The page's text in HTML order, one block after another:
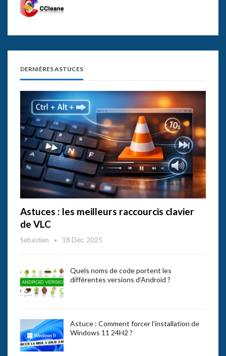
DERNIÈRES ASTUCES
Astuces : les meilleurs raccourcis clavier
de VLC
Sebastien 18 Déc, 2025
Quels noms de code portent les
différentes versions d’Android ?
Astuce : Comment forcer l’installation de
Windows 11 24H2 ?